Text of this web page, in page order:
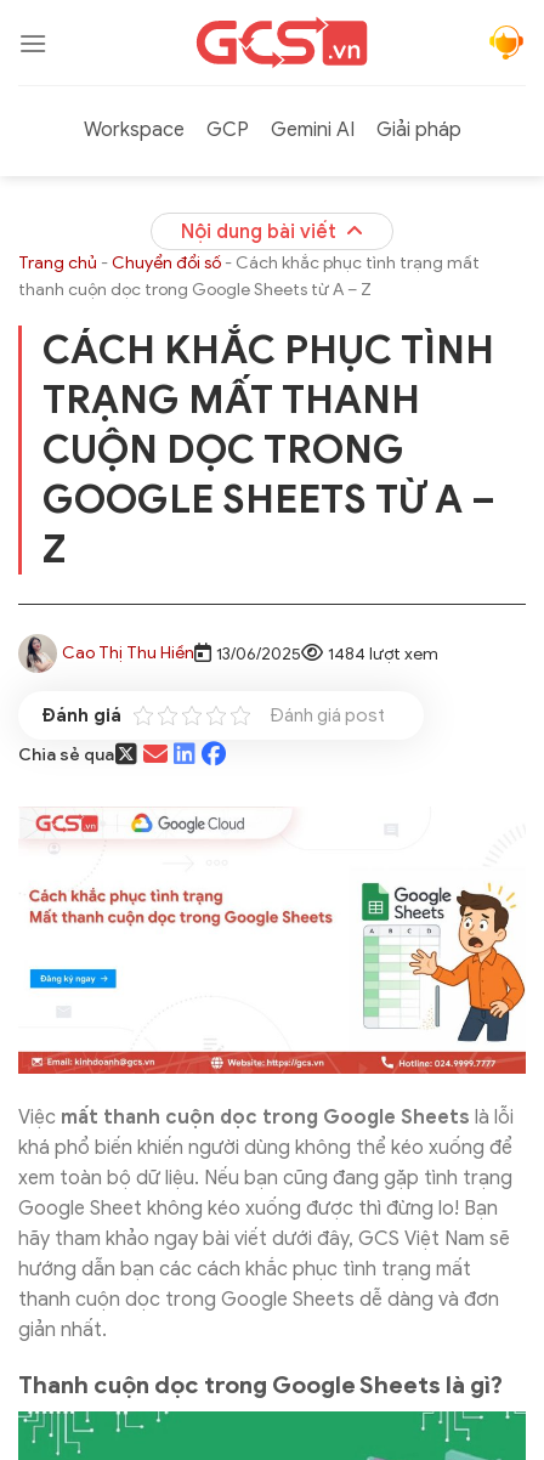
qua
Workspace
GCP Gemini AI Giải pháp
Nội dung bài viết
Trang chủ -Chuyển đổi số - Cách khắc phục tình trạng mất
thanh cuộn dọc trong Google Sheets từ A – Z
CÁCH KHẮC PHỤC TÌNH
TRẠNG MẤT THANH
CUỘN DỌC TRONG
GOOGLE SHEETS TỪ A –
Z
Cao Thị Thu Hiền 13/06/2025 1484 lượt xem
Đánh giá post
Chia sẻ qua
Việc mất thanh cuộn dọc trong Google Sheets là lỗi
khá phổ biến khiến người dùng không thể kéo xuống để
xem toàn bộ dữ liệu. Nếu bạn cũng đang gặp tình trạng
Google Sheet không kéo xuống được thì đừng lo! Bạn
hãy tham khảo ngay bài viết dưới đây, GCS Việt Nam sẽ
hướng dẫn bạn các cách khắc phục tình trạng mất
thanh cuộn dọc trong Google Sheets dễ dàng và đơn
giản nhất.
Thanh cuộn dọc trong Google Sheets là gì?